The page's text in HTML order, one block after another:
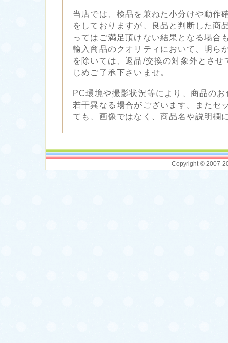
当店では、検品を兼ねた小分けや動作
をしておりますが、良品と判断した商
ってはご満足頂けない結果となる場合
輸入商品のクオリティにおいて、明ら
を除いては、返品/交換の対象外とさ
じめご了承下さいませ。
PC環境や撮影状況等により、商品の
若干異なる場合がございます。またセ
ても、画像ではなく、商品名や説明欄
Copyright © 2007-